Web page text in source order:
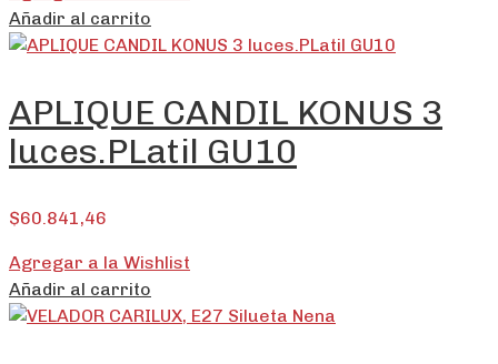
Añadir al carrito
APLIQUE CANDIL KONUS 3
luces.PLatil GU10
$60.841,46
Agregar a la Wishlist
Añadir al carrito